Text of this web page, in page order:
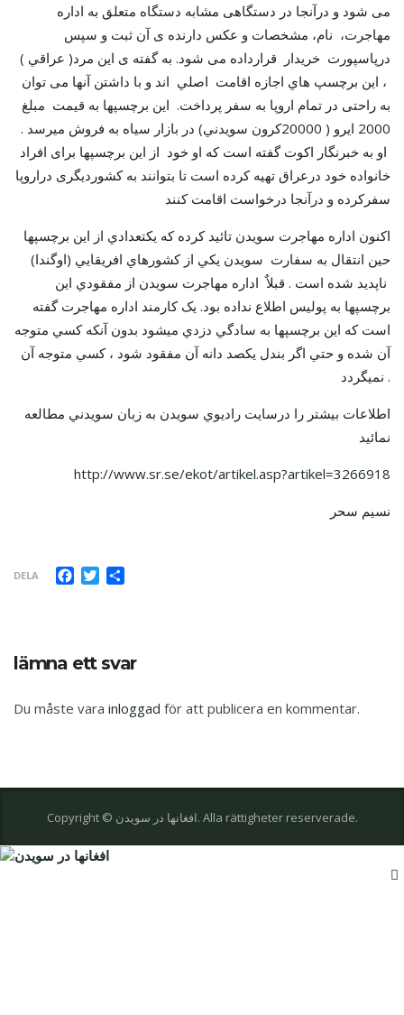
می شود و درآنجا در دستگاهی مشابه دستگاه متعلق به اداره
مهاجرت، نام، مشخصات و عکس دارنده ی آن ثبت و سپس
درپاسپورت خريدار قرارداده می شود. به گفته ی این مرد( عراقي )
، این برچسپ هاي اجازه اقامت اصلي اند و با داشتن آنها می توان
به راحتی در تمام اروپا به سفر پرداخت. اين برچسپها به قيمت مبلغ
2000 ايرو ( 20000کرون سويدني) در بازار سياه به فروش ميرسد .
او به خبرنگار اکوت گفته است که او خود از این برچسپها برای افراد
خانواده خود درعراق تهیه کرده است تا بتوانند به کشوردیگری دراروپا
سفرکرده و درآنجا درخواست اقامت کنند
اکنون اداره مهاجرت سويدن تائيد کرده که يکتعدادي از اين برچسپها
حين انتقال به سفارت سويدن يکي از کشورهاي افريقايي (اوگندا)
ناپديد شده است . قبلاٌ اداره مهاجرت سويدن از مفقودي اين
برچسپها به پوليس اطلاع نداده بود. يک کارمند اداره مهاجرت گفته
است که اين برچسپها به سادگي دزدي ميشود بدون آنکه کسي متوجه
آن شده و حتي اگر بندل يکصد دانه آن مفقود شود ، کسي متوجه آن
نميگردد .
اطلاعات بيشتر را درسايت راديوي سويدن به زبان سويدني مطالعه
نمائيد
http://www.sr.se/ekot/artikel.asp?artikel=3266918
نسيم سحر
DELA Facebook
Twitter
lämna ett svar
Du måste vara inloggad för att publicera en kommentar.
Copyright © افغانها در سویدن. Alla rättigheter reserverade.